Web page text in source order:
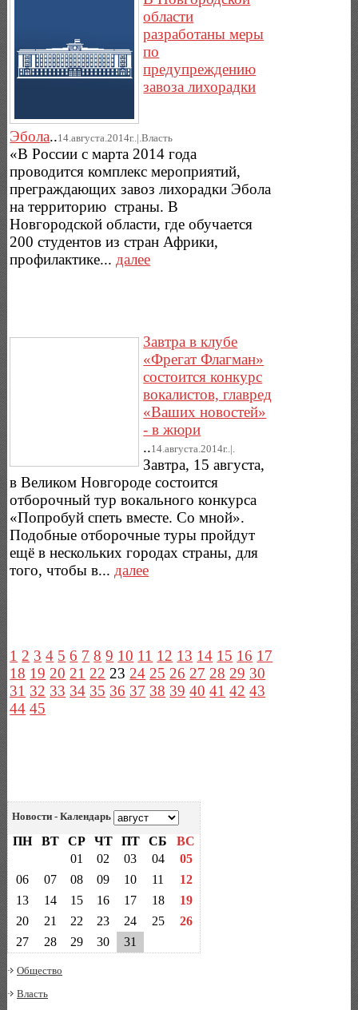
области
разработаны меры
по
предупреждению
завоза лихорадки
Эбола..14.августа.2014г..|.Власть
«В России с марта 2014 года
проводится комплекс мероприятий,
преграждающих завоз лихорадки Эбола
на территорию страны. В
Новгородской области, где обучается
200 студентов из стран Африки,
профилактике... далее
Завтра в клубе
«Фрегат Флагман»
состоится конкурс
вокалистов, главред
«Ваших новостей»
- в жюри
..14.августа.2014г..|.
Завтра, 15 августа,
в Великом Новгороде состоится
отборочный тур вокального конкурса
«Попробуй спеть вместе. Со мной».
Подобные отборочные туры пройдут
ещё в нескольких городах страны, для
того, чтобы в...далее
1 2 3 4 5 6 7 8 9 10 11 12 13 14 15 16 17
18 19 20 21 22 23 24 25 26 27 28 29 30
31 32 33 34 35 36 37 38 39 40 41 42 43
44 45
Новости - Календарь
ПН ВТ СР ЧТ ПТ СБ
ВС
01
02 03 04
05
06
07 08 09 10 11
12
13
14 15 16 17 18
19
20
21 22 23 24 25
26
27
28 29 30 31
Общество
Власть